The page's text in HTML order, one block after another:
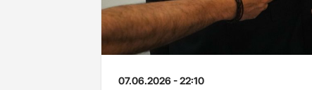
07.06.2026 - 22:10